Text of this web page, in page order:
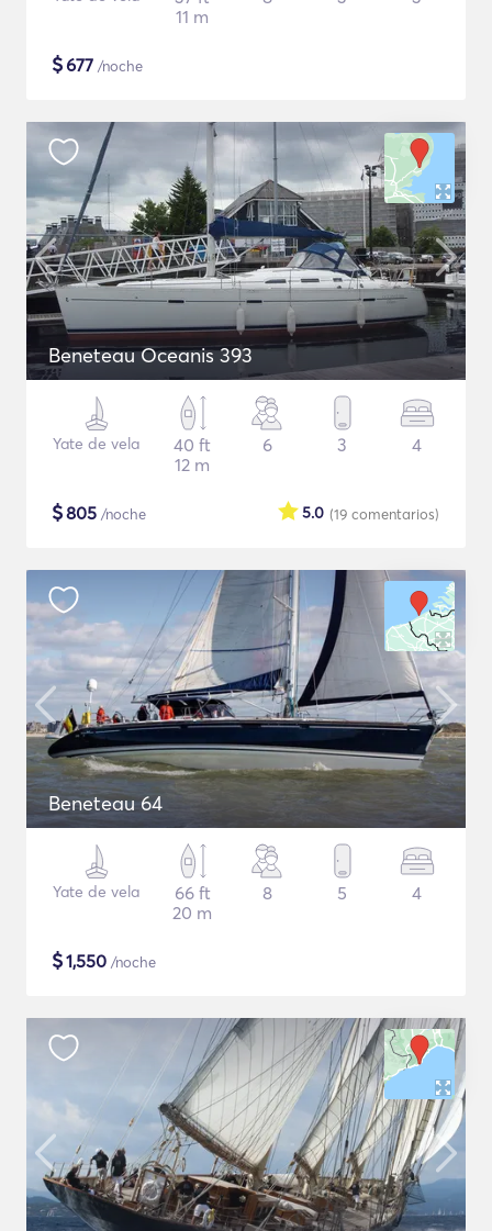
11 m
$677 /noche
Beneteau Oceanis 393
Yate de vela
40 ft
12 m
6 3 4
$805 /noche (19 comentarios)
5.0
Beneteau 64
Yate de vela
66 ft
20 m
8 5 4
$1,550 /noche